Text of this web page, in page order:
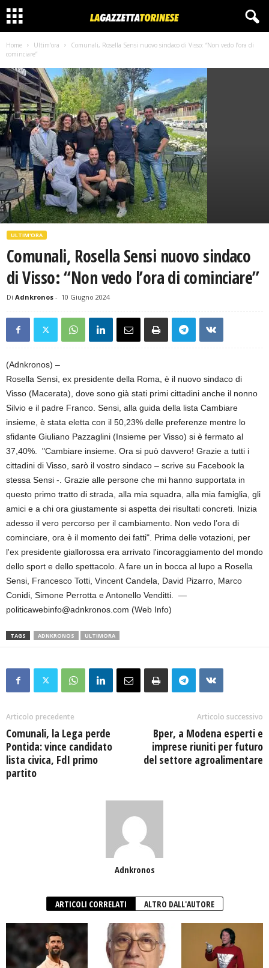
Home Ultim'ora
Comunali, Rosella Sensi nuovo sindaco di Visso: “Non vedo l’ora di
cominciare”
ULTIM'ORA
Comunali, Rosella Sensi nuovo sindaco
di Visso: “Non vedo l’ora di cominciare”
Di Adnkronos - 10 Giugno 2024
(Adnkronos) –
Rosella Sensi, ex presidente della Roma, è il nuovo sindaco di
Visso (Macerata), dove sono già stati primi cittadini anche il nonno
Silvio e il padre Franco. Sensi, alla guida della lista Cambiare
insieme, è stata eletta con il 50,23% delle preferenze mentre lo
sfidante Giuliano Pazzaglini (Insieme per Visso) si è fermato al
37,40%. "Cambiare insieme. Ora si può davvero! Grazie a tutti i
cittadini di Visso, sarò il vostro sindaco – scrive su Facebook la
stessa Sensi -. Grazie alle persone che mi hanno supportata in
questo primo tratto di strada, alla mia squadra, alla mia famiglia, gli
amici e a chi ora giustamente si aspetta dei risultati concreti. Inizia
adesso il vero percorso per il cambiamento. Non vedo l’ora di
cominciare, ora è il momento dei fatti". Prima delle votazioni, per
l'ex presidente giallorossa era arrivato l'incoraggiamento del mondo
dello sport e dello spettacolo. A fare un in bocca al lupo a Rosella
Sensi, Francesco Totti, Vincent Candela, David Pizarro, Marco
Conidi, Simone Perrotta e Antonello Venditti. —
politicawebinfo@adnkronos.com (Web Info)
TAGS ADNKRONOS ULTIMORA
Articolo precedente
Comunali, la Lega perde
Pontida: vince candidato
lista civica, FdI primo
partito
Articolo successivo
Bper, a Modena esperti e
imprese riuniti per futuro
del settore agroalimentare
Adnkronos
ARTICOLI CORRELATI ALTRO DALL'AUTORE